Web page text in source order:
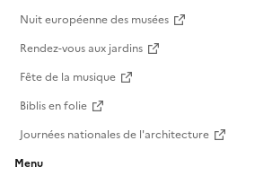
Nuit européenne des musées
Rendez-vous aux jardins
Fête de la musique
Biblis en folie
Journées nationales de l'architecture
Menu